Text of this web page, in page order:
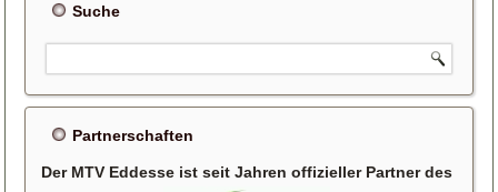
Suche
Partnerschaften
Der MTV Eddesse ist seit Jahren offizieller Partner des